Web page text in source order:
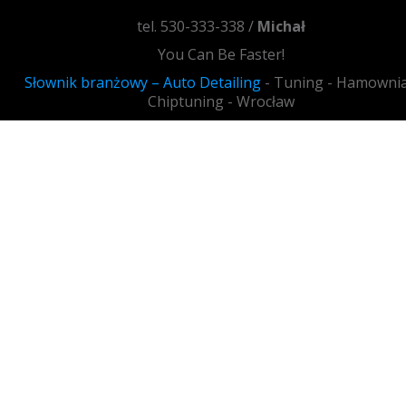
tel. 530-333-338 / Michał
You Can Be Faster!
Słownik branżowy – Auto Detailing - Tuning -
Chiptuning - Wrocław